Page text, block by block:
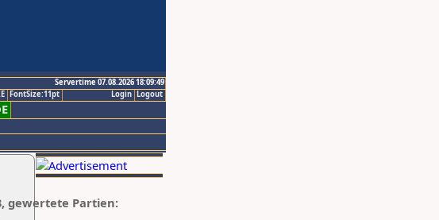
Servertime 07.08.2026 18:09:49
Logout
Login
FontSize:11pt
gewertete Partien: